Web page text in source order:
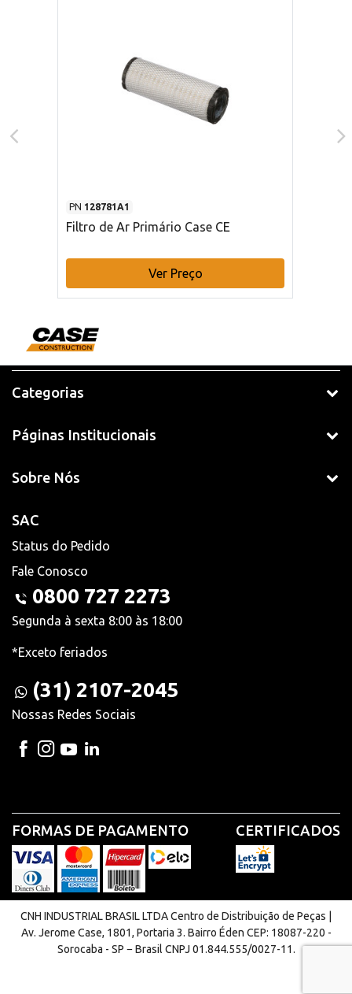
PN 128781A1
Filtro de Ar Primário Case CE
Ver Preço
Categorias
Páginas Institucionais
Sobre Nós
SAC
Status do Pedido
Fale Conosco
0800 727 2273
Segunda à sexta 8:00 às 18:00
*Exceto feriados
(31) 2107-2045
Nossas Redes Sociais
FORMAS DE PAGAMENTO CERTIFICADOS
CNH INDUSTRIAL BRASIL LTDA Centro de Distribuição de Peças |
Av. Jerome Case, 1801, Portaria 3. Bairro Éden CEP: 18087-220 -
Sorocaba - SP − Brasil CNPJ 01.844.555/0027-11.